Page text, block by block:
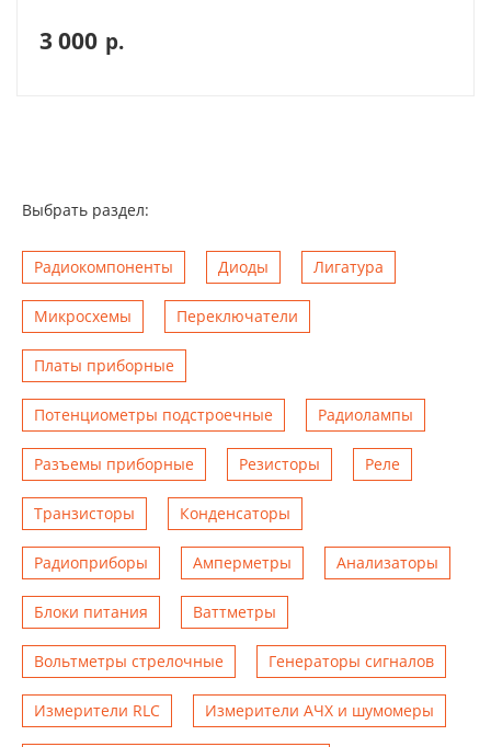
3 000 р.
Выбрать раздел:
Радиокомпоненты Диоды Лигатура
Микросхемы Переключатели
Платы приборные
Потенциометры подстроечные Радиолампы
Разъемы приборные Резисторы Реле
Транзисторы Конденсаторы
Радиоприборы Амперметры Анализаторы
Блоки питания Ваттметры
Вольтметры стрелочные Генераторы сигналов
Измерители RLC Измерители АЧХ и шумомеры